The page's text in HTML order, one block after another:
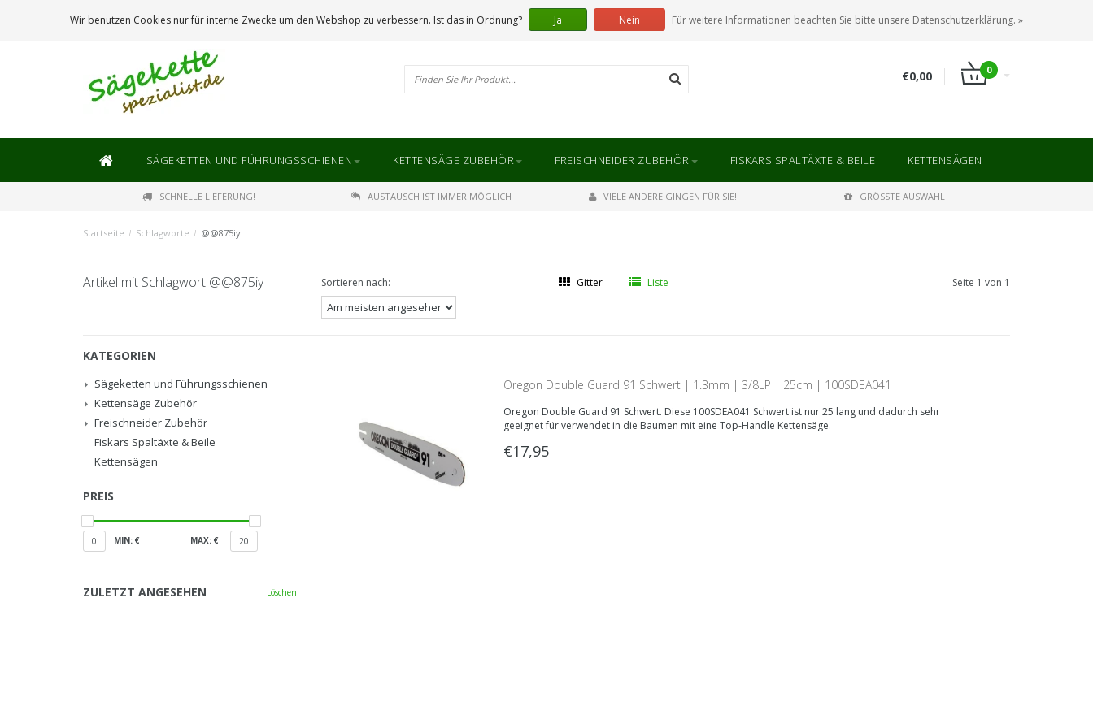
ANMELDEN KUNDENKONTO ANLEGEN
€0,00 0
SÄGEKETTEN UND FÜHRUNGSSCHIENEN KETTENSÄGE ZUBEHÖR FREISCHNEIDER ZUBEHÖR FISKARS SPALTÄXTE & BEILE KETTENSÄGEN
SCHNELLE LIEFERUNG! AUSTAUSCH IST IMMER MÖGLICH VIELE ANDERE GINGEN FÜR SIE! GRÖSSTE AUSWAHL
Startseite / Schlagworte / @@875iy
Artikel mit Schlagwort @@875iy Sortieren nach: Gitter Liste Seite 1 von 1
KATEGORIEN
Sägeketten und Führungsschienen
Kettensäge Zubehör
Freischneider Zubehör
Fiskars Spaltäxte & Beile
Kettensägen
PREIS
0 MIN: € MAX: € 20
ZULETZT ANGESEHEN Löschen
Oregon Double Guard 91 Schwert | 1.3mm | 3/8LP | 25cm | 100SDEA041
Oregon Double Guard 91 Schwert. Diese 100SDEA041 Schwert ist nur 25 lang und dadurch sehr
geeignet für verwendet in die Baumen mit eine Top-Handle Kettensäge.
€17,95
Wir benutzen Cookies nur für interne Zwecke um den Webshop zu verbessern. Ist das in Ordnung? Ja Nein Für weitere Informationen beachten Sie bitte unsere Datenschutzerklärung. »